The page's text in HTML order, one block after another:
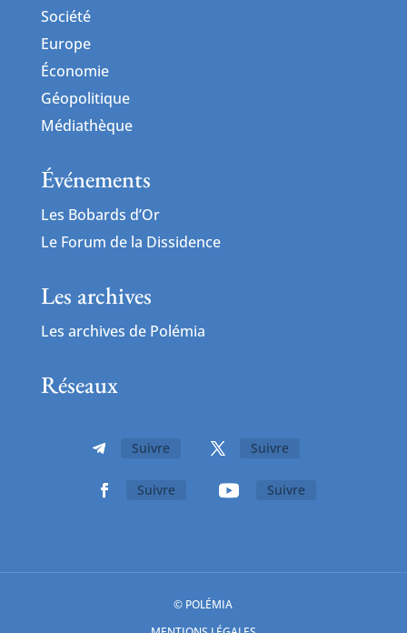
Société
Europe
Économie
Géopolitique
Médiathèque
Événements
Les Bobards d’Or
Le Forum de la Dissidence
Les archives
Les archives de Polémia
Réseaux
Suivre Suivre
Suivre Suivre
© POLÉMIA